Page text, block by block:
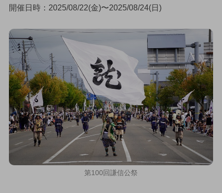
開催日時：2025/08/22(金)〜2025/08/24(日)
第100回謙信公祭